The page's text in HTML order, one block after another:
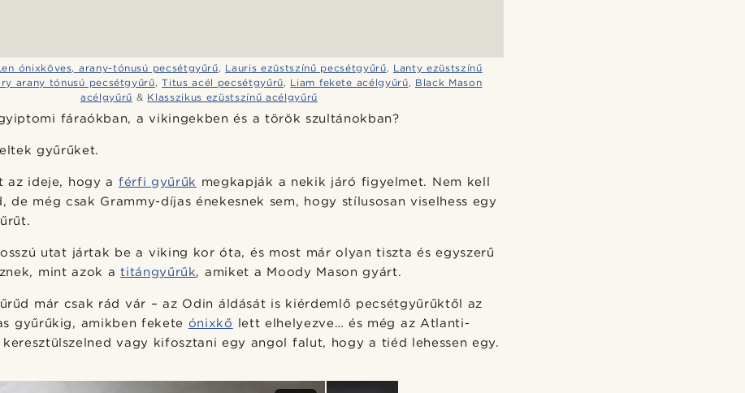
ónixköves, arany-tónusú pecsétgyűrű, Lauris ezüstszínű pecsétgyűrű, Lanty ezüstszínű
arany tónusú pecsétgyűrű,Titus acél pecsétgyűrű, Liam fekete acélgyűrű, Black Mason
acélgyűrű & Klasszikus ezüstszínű acélgyűrű
fáraókban, a vikingekben és a török szultánokban?
gyűrűket.
az ideje, hogy a férfi gyűrűk megkapják a nekik járó figyelmet. Nem kell
de még csak Grammy-díjas énekesnek sem, hogy stílusosan viselhess egy
utat jártak be a viking kor óta, és most már olyan tiszta és egyszerű
mint azok atitángyűrűk, amiket a Moody Mason gyárt.
már csak rád vár – az Odin áldását is kiérdemlő pecsétgyűrűktől az
gyűrűkig, amikben fekete ónixkő lett elhelyezve… és még az Atlanti-
vagy kifosztani egy angol falut, hogy a tiéd lehessen egy.